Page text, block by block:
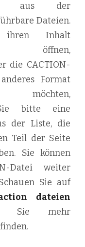
aus der
Dateien.
Inhalt
öffnen,
die CACTION-
Format
möchten,
bitte eine
der Liste, die
Teil der Seite
Sie können
Datei weiter
Sie auf
dateien
Sie mehr